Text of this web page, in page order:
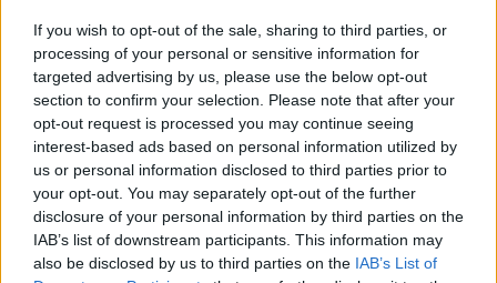
If you wish to opt-out of the sale, sharing to third parties, or
processing of your personal or sensitive information for
targeted advertising by us, please use the below opt-out
section to confirm your selection. Please note that after your
opt-out request is processed you may continue seeing
interest-based ads based on personal information utilized by
us or personal information disclosed to third parties prior to
your opt-out. You may separately opt-out of the further
disclosure of your personal information by third parties on the
IAB’s list of downstream participants. This information may
also be disclosed by us to third parties on the IAB’s List of